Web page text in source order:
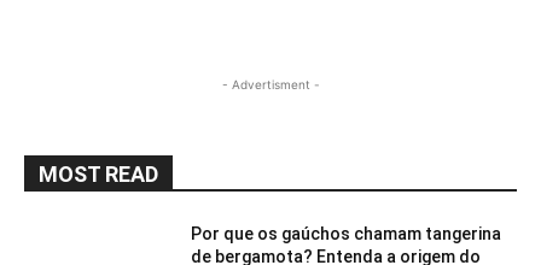
- Advertisment -
MOST READ
Por que os gaúchos chamam tangerina
de bergamota? Entenda a origem do